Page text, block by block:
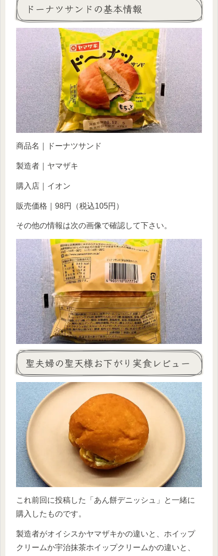
ドーナツサンドの基本情報
商品名｜ドーナツサンド
製造者｜ヤマザキ
購入店｜イオン
販売価格｜98円（税込105円）
その他の情報は次の画像で確認して下さい。
聖夫婦の聖天様お下がり実食レビュー
これ前回に投稿した「あん餅デニッシュ」と一緒に
購入したものです。
製造者がオイシスかヤマザキかの違いと、ホイップ
クリームか宇治抹茶ホイップクリームかの違いと、